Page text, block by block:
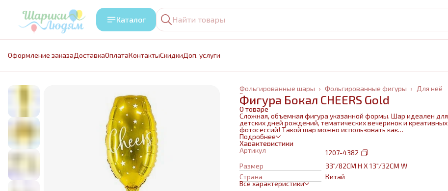
Каталог
Оформление заказаДоставкаОплатаКонтактыCкидкиДоп. услуги
Для неё
Фольгированные фигуры ›
Фольгированные шары ›
Главная
Фигура Бокал CHEERS Gold
О товаре
Сложная, объемная фигура указанной формы. Шар идеален для
детских дней рождений, тематических вечеринок и креативных
фотосессий! Такой шар можно использовать как
самостоятельный элемент декора или в воздушном букете в
сочетании с другими шарами и украшениями. Изготовлен из
качественных материалов (полимерная пленка).При надувании
используется только гелий. Плотная пленка позволит шару не
сдуваться около недели. Размеры указаны в ненадутом
состоянии, в надутом на 10-20 % меньше.
Подробнее
Характеристики
Артикул
1207-4382
Размер
33"/82СМ H X 13"/32СМ W
Страна
Китай
Все характеристики